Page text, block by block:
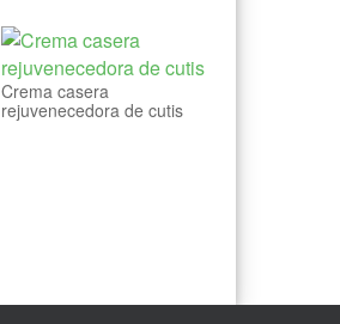
Crema casera
rejuvenecedora de cutis